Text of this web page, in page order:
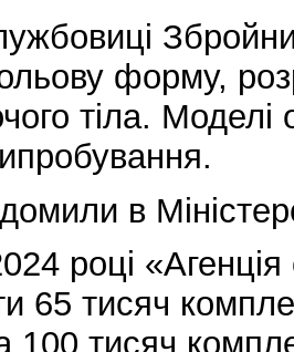
форму,
тіла.
в
році
65 тисяч
100 тисяч